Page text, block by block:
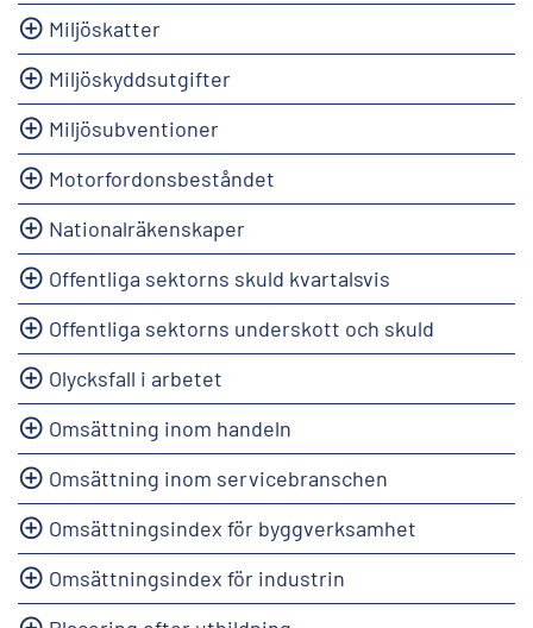
Miljöskatter
Miljöskyddsutgifter
Miljösubventioner
Motorfordonsbeståndet
Nationalräkenskaper
Offentliga sektorns skuld kvartalsvis
Offentliga sektorns underskott och skuld
Olycksfall i arbetet
Omsättning inom handeln
Omsättning inom servicebranschen
Omsättningsindex för byggverksamhet
Omsättningsindex för industrin